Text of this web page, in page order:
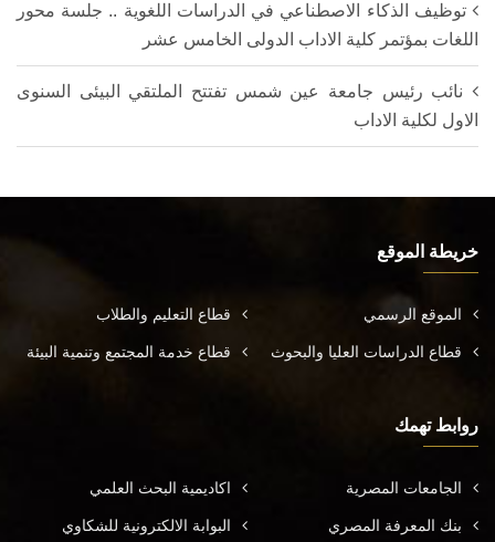
توظيف الذكاء الاصطناعي في الدراسات اللغوية .. جلسة محور
اللغات بمؤتمر كلية الاداب الدولى الخامس عشر
نائب رئيس جامعة عين شمس تفتتح الملتقي البيئى السنوى
الاول لكلية الاداب
خريطة الموقع
الموقع الرسمي قطاع التعليم والطلاب
قطاع الدراسات العليا والبحوث قطاع خدمة المجتمع وتنمية البيئة
روابط تهمك
الجامعات المصرية اكاديمية البحث العلمي
بنك المعرفة المصري البوابة الالكترونية للشكاوي